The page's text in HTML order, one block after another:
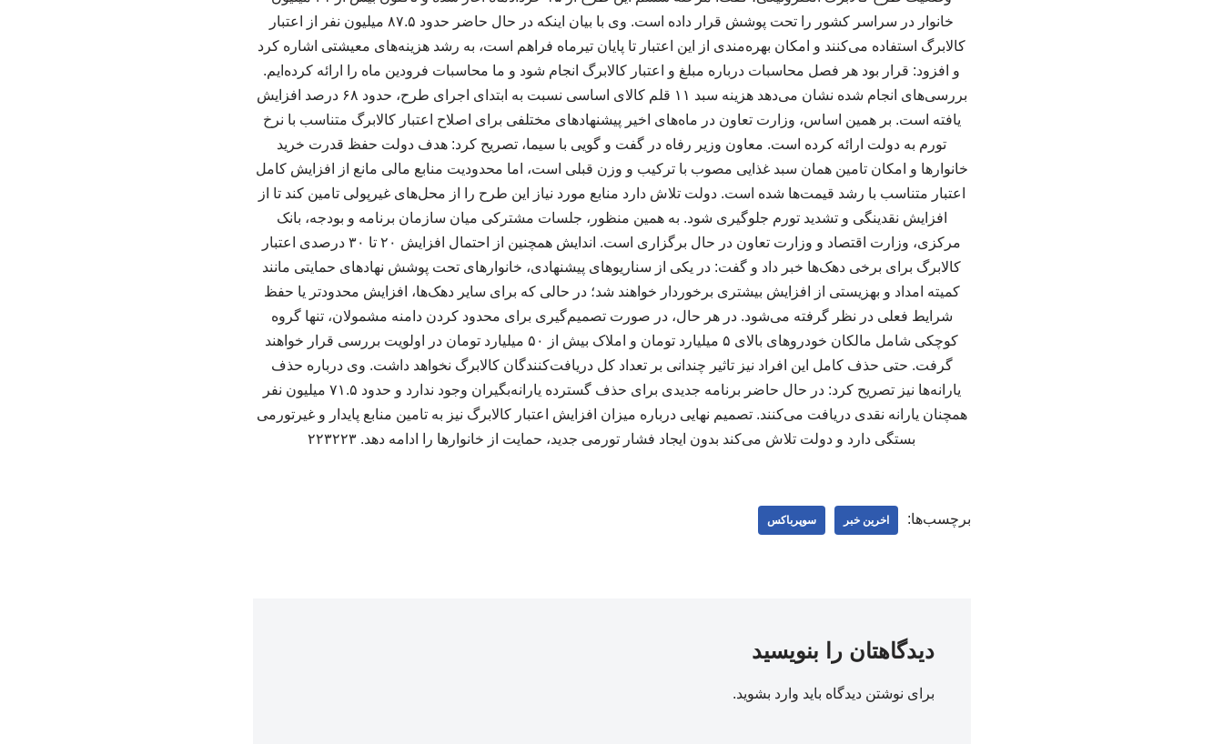
خانوار در سراسر کشور را تحت پوشش قرار داده است. وی با بیان اینکه در حال حاضر حدود ۸۷.۵ میلیون نفر از اعتبار
کالابرگ استفاده می‌کنند و امکان بهره‌مندی از این اعتبار تا پایان تیرماه فراهم است، به رشد هزینه‌های معیشتی اشاره کرد
و افزود: قرار بود هر فصل محاسبات درباره مبلغ و اعتبار کالابرگ انجام شود و ما محاسبات فرودین ماه را ارائه کرده‌ایم.
بررسی‌های انجام شده نشان می‌دهد هزینه سبد ۱۱ قلم کالای اساسی نسبت به ابتدای اجرای طرح، حدود ۶۸ درصد افزایش
یافته است. بر همین اساس، وزارت تعاون در ماه‌های اخیر پیشنهادهای مختلفی برای اصلاح اعتبار کالابرگ متناسب با نرخ
تورم به دولت ارائه کرده است. معاون وزیر رفاه در گفت و گویی با سیما، تصریح کرد: هدف دولت حفظ قدرت خرید
خانوارها و امکان تامین همان سبد غذایی مصوب با ترکیب و وزن قبلی است، اما محدودیت منابع مالی مانع از افزایش کامل
اعتبار متناسب با رشد قیمت‌ها شده است. دولت تلاش دارد منابع مورد نیاز این طرح را از محل‌های غیرپولی تامین کند تا از
افزایش نقدینگی و تشدید تورم جلوگیری شود. به همین منظور، جلسات مشترکی میان سازمان برنامه و بودجه، بانک
مرکزی، وزارت اقتصاد و وزارت تعاون در حال برگزاری است. اندایش همچنین از احتمال افزایش ۲۰ تا ۳۰ درصدی اعتبار
کالابرگ برای برخی دهک‌ها خبر داد و گفت: در یکی از سناریوهای پیشنهادی، خانوارهای تحت پوشش نهادهای حمایتی مانند
کمیته امداد و بهزیستی از افزایش بیشتری برخوردار خواهند شد؛ در حالی که برای سایر دهک‌ها، افزایش محدودتر یا حفظ
شرایط فعلی در نظر گرفته می‌شود. در هر حال، در صورت تصمیم‌گیری برای محدود کردن دامنه مشمولان، تنها گروه
کوچکی شامل مالکان خودروهای بالای ۵ میلیارد تومان و املاک بیش از ۵۰ میلیارد تومان در اولویت بررسی قرار خواهند
گرفت. حتی حذف کامل این افراد نیز تاثیر چندانی بر تعداد کل دریافت‌کنندگان کالابرگ نخواهد داشت. وی درباره حذف
یارانه‌ها نیز تصریح کرد: در حال حاضر برنامه جدیدی برای حذف گسترده یارانه‌بگیران وجود ندارد و حدود ۷۱.۵ میلیون نفر
همچنان یارانه نقدی دریافت می‌کنند. تصمیم نهایی درباره میزان افزایش اعتبار کالابرگ نیز به تامین منابع پایدار و غیرتورمی
بستگی دارد و دولت تلاش می‌کند بدون ایجاد فشار تورمی جدید، حمایت از خانوارها را ادامه دهد. ۲۲۳۲۲۳
برچسب‌ها: اخرین خبر سوپرباکس
دیدگاهتان را بنویسید
برای نوشتن دیدگاه باید وارد بشوید.